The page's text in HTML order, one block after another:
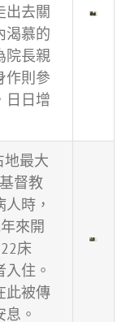
出去關
渴慕的
院長親
作則參
日日增
地最大
督教
時，
來開
床
住。
此被傳
。